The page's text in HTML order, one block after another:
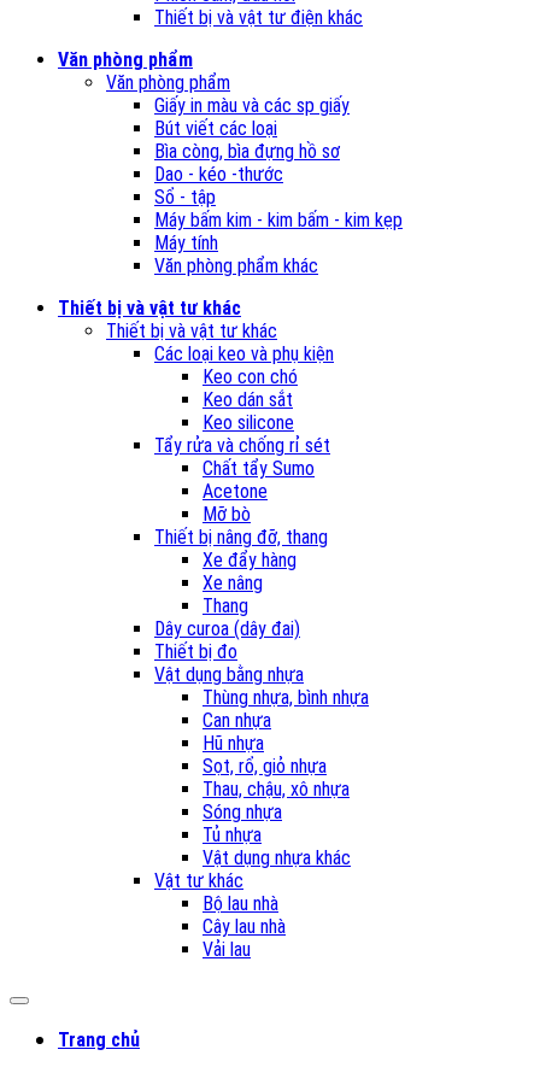
Thiết bị và vật tư điện khác
Văn phòng phẩm
Văn phòng phẩm
Giấy in màu và các sp giấy
Bút viết các loại
Bìa còng, bìa đựng hồ sơ
Dao - kéo -thước
Sổ - tập
Máy bấm kim - kim bấm - kim kẹp
Máy tính
Văn phòng phẩm khác
Thiết bị và vật tư khác
Thiết bị và vật tư khác
Các loại keo và phụ kiện
Keo con chó
Keo dán sắt
Keo silicone
Tẩy rửa và chống rỉ sét
Chất tẩy Sumo
Acetone
Mỡ bò
Thiết bị nâng đỡ, thang
Xe đẩy hàng
Xe nâng
Thang
Dây curoa (dây đai)
Thiết bị đo
Vật dụng bằng nhựa
Thùng nhựa, bình nhựa
Can nhựa
Hũ nhựa
Sọt, rổ, giỏ nhựa
Thau, chậu, xô nhựa
Sóng nhựa
Tủ nhựa
Vật dụng nhựa khác
Vật tư khác
Bộ lau nhà
Cây lau nhà
Vải lau
Trang chủ